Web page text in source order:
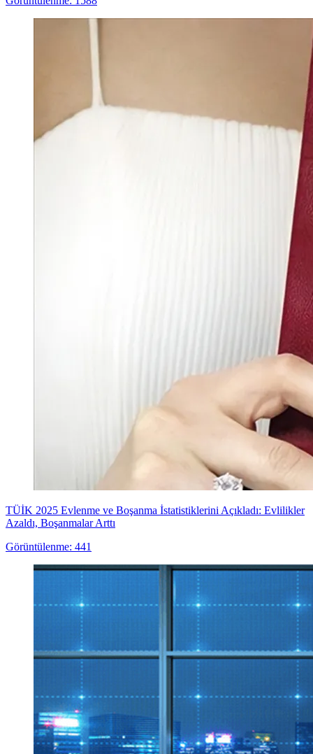
TÜİK 2025 Evlenme ve Boşanma İstatistiklerini Açıkladı: Evlilikler
Azaldı, Boşanmalar Arttı
Görüntülenme: 441